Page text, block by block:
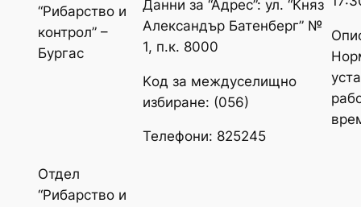
“Рибарство и
контрол” –
Бургас
Данни за “Адрес”: ул. “Княз
Александър Батенберг” №
1, п.к. 8000
Kод за междуселищно
избиране: (056)
Телефони: 825245
Отдел
“Рибарство и